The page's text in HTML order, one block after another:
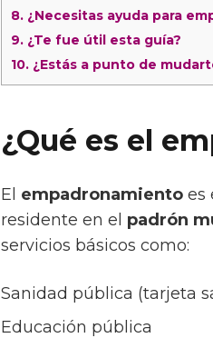
8. ¿Necesitas ayuda para
9. ¿Te fue útil esta guía?
10. ¿Estás a punto de
¿Qué es el
El empadronamiento es
residente en el padrón
servicios básicos como:
Sanidad pública (tarjeta
Educación pública